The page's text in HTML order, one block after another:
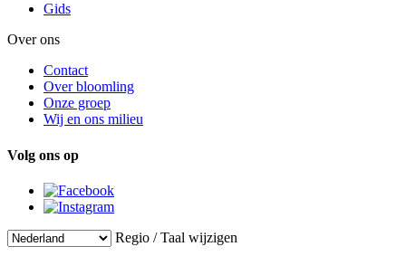
Gids
Over ons
Contact
Over bloomling
Onze groep
Wij en ons milieu
Volg ons op
Regio / Taal wijzigen